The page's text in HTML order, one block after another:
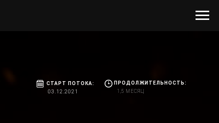
03.12.2021
СТАРТ ПОТОКА:
1,5 МЕСЯЦ
ПРОДОЛЖИТЕЛЬНОСТЬ: